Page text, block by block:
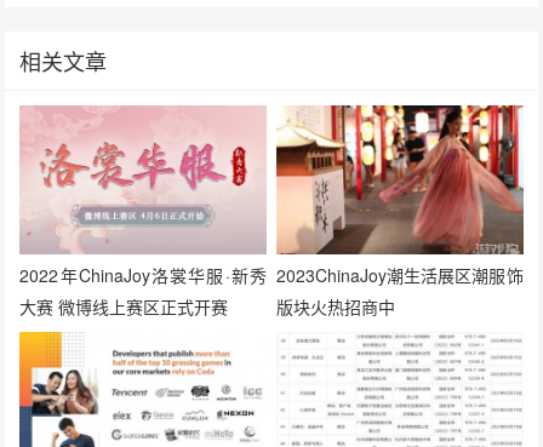
相关文章
2022年ChinaJoy洛裳华服·新秀
大赛 微博线上赛区正式开赛
2023ChinaJoy潮生活展区潮服饰
版块火热招商中